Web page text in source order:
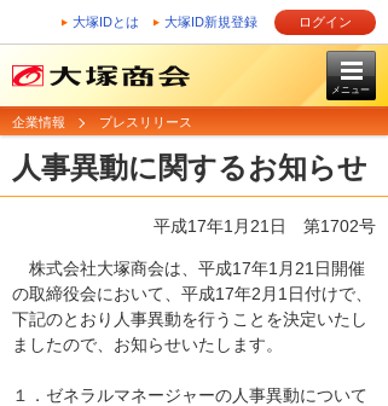
大塚IDとは 大塚ID新規登録 ログイン
メニュー
企業情報 プレスリリース
人事異動に関するお知らせ
平成17年1月21日 第1702号
株式会社大塚商会は、平成17年1月21日開催
の取締役会において、平成17年2月1日付けで、
下記のとおり人事異動を行うことを決定いたし
ましたので、お知らせいたします。
１．ゼネラルマネージャーの人事異動について